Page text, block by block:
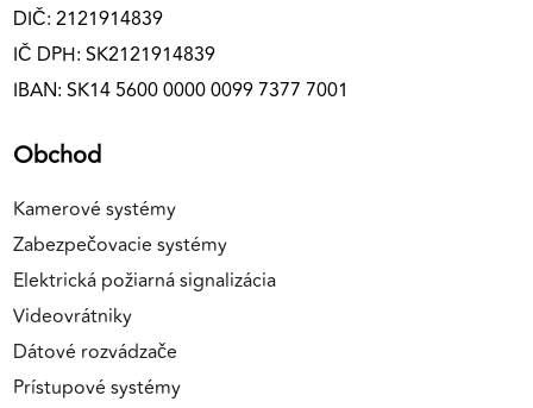
DIČ: 2121914839
IČ DPH: SK2121914839
IBAN: SK14 5600 0000 0099 7377 7001
Obchod
Kamerové systémy
Zabezpečovacie systémy
Elektrická požiarná signalizácia
Videovrátniky
Dátové rozvádzače
Prístupové systémy